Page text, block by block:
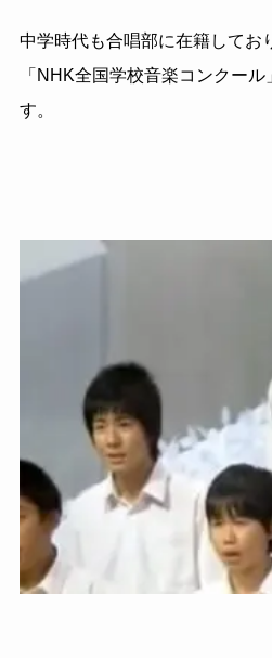
中学時代も合唱部に在籍してお
「 NHK全国学校音楽コンクール
す。